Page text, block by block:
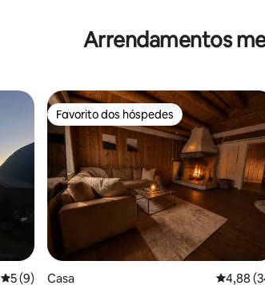
Arrendamentos
Classificação média de 5 em 5 estrelas,
5 (9)
Favorito dos hóspedes
Favorito dos hóspedes
Casa
4,88